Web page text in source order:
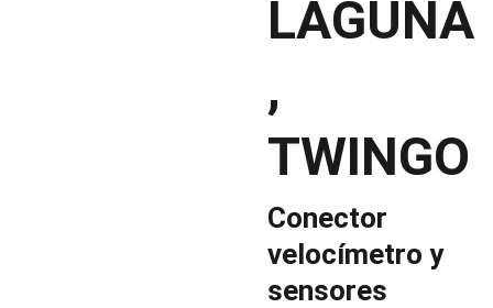
LAGUNA
,
TWINGO
Conector
velocímetro y
sensores